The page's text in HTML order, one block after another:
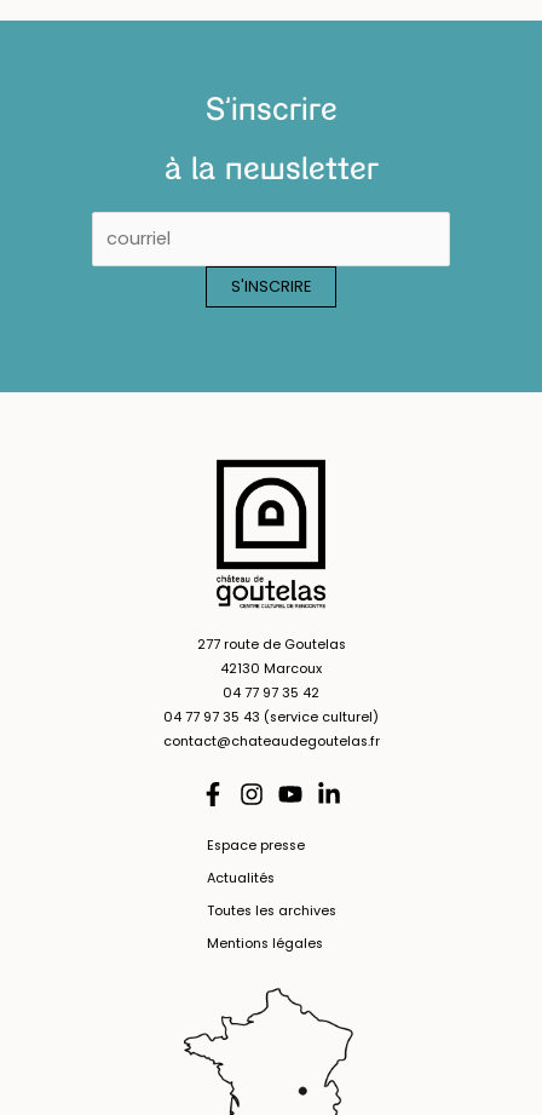
S'inscrire
à la newsletter
277 route de Goutelas
42130 Marcoux
04 77 97 35 42
04 77 97 35 43 (service culturel)
contact@chateaudegoutelas.fr
Espace presse
Actualités
Toutes les archives
Mentions légales